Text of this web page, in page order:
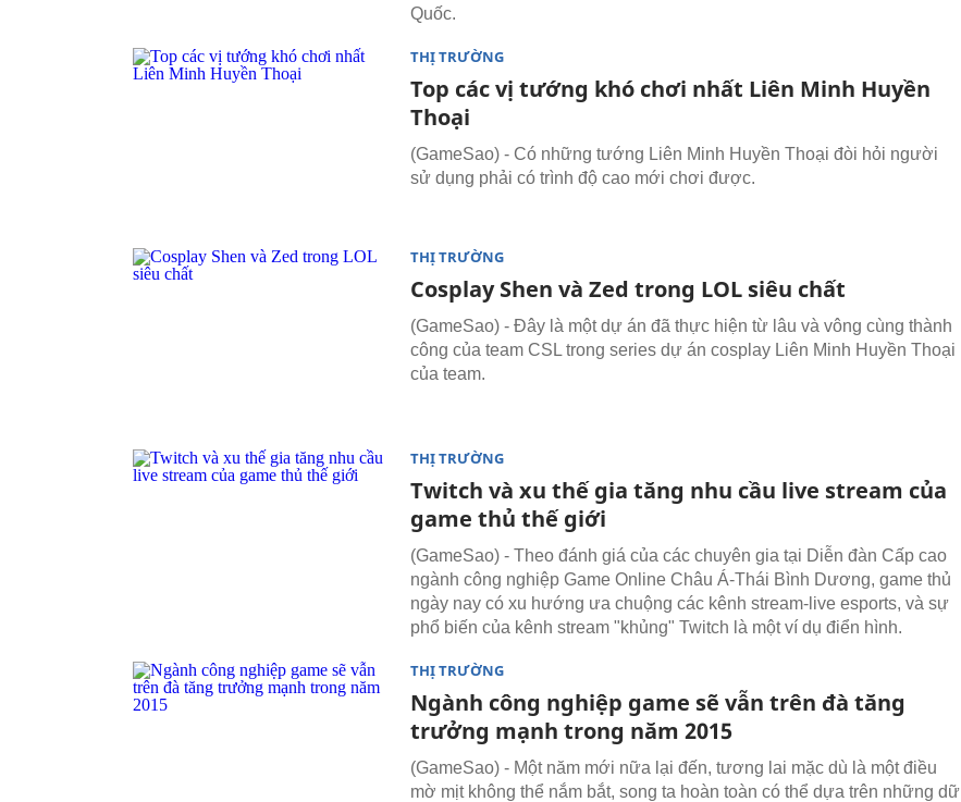
Quốc.
THỊ TRƯỜNG
Top các vị tướng khó chơi nhất Liên Minh Huyền
Thoại
(GameSao) - Có những tướng Liên Minh Huyền Thoại đòi hỏi người
sử dụng phải có trình độ cao mới chơi được.
THỊ TRƯỜNG
Cosplay Shen và Zed trong LOL siêu chất
(GameSao) - Đây là một dự án đã thực hiện từ lâu và vông cùng thành
công của team CSL trong series dự án cosplay Liên Minh Huyền Thoại
của team.
THỊ TRƯỜNG
Twitch và xu thế gia tăng nhu cầu live stream của
game thủ thế giới
(GameSao) - Theo đánh giá của các chuyên gia tại Diễn đàn Cấp cao
ngành công nghiệp Game Online Châu Á-Thái Bình Dương, game thủ
ngày nay có xu hướng ưa chuộng các kênh stream-live esports, và sự
phổ biến của kênh stream "khủng" Twitch là một ví dụ điển hình.
THỊ TRƯỜNG
Ngành công nghiệp game sẽ vẫn trên đà tăng
trưởng mạnh trong năm 2015
(GameSao) - Một năm mới nữa lại đến, tương lai mặc dù là một điều
mờ mịt không thể nắm bắt, song ta hoàn toàn có thể dựa trên những dữ